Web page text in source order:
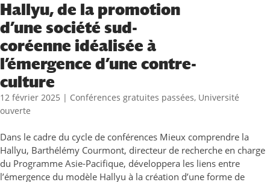
Hallyu, de la promotion
d’une société sud-
coréenne idéalisée à
l’émergence d’une contre-
culture
12 février 2025 | Conférences gratuites passées, Université
ouverte
Dans le cadre du cycle de conférences Mieux comprendre la
Hallyu, Barthélémy Courmont, directeur de recherche en charge
du Programme Asie-Pacifique, développera les liens entre
l’émergence du modèle Hallyu à la création d’une forme de